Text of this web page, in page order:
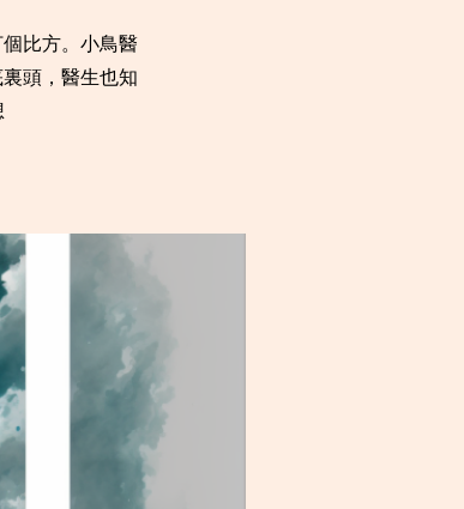
比方。小鳥醫
頭，醫生也知